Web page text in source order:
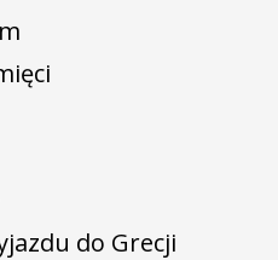
do Grecji